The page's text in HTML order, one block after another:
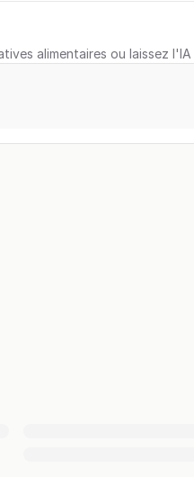
alimentaires ou laissez